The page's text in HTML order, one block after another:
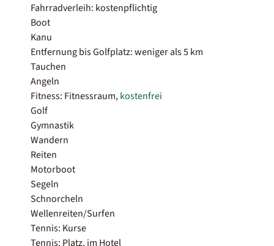
Fahrradverleih: kostenpflichtig
Boot
Kanu
Entfernung bis Golfplatz: weniger als 5 km
Tauchen
Angeln
Fitness: Fitnessraum,kostenfrei
Golf
Gymnastik
Wandern
Reiten
Motorboot
Segeln
Schnorcheln
Wellenreiten/Surfen
Tennis: Kurse
Tennis: Platz, im Hotel